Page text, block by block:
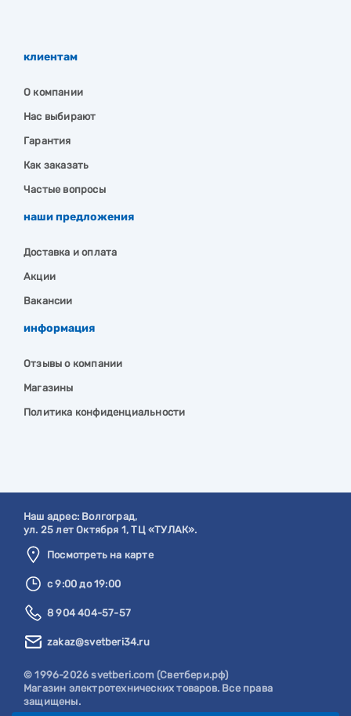
клиентам
О компании
Нас выбирают
Гарантия
Как заказать
Частые вопросы
наши предложения
Доставка и оплата
Акции
Вакансии
информация
Отзывы о компании
Магазины
Политика конфиденциальности
Наш адрес: Волгоград,
ул. 25 лет Октября 1, ТЦ «ТУЛАК».
Посмотреть на карте
с 9:00 до 19:00
8 904 404-57-57
zakaz@svetberi34.ru
© 1996-2026 svetberi.com (Светбери.рф)
Магазин электротехнических товаров. Все права
защищены.